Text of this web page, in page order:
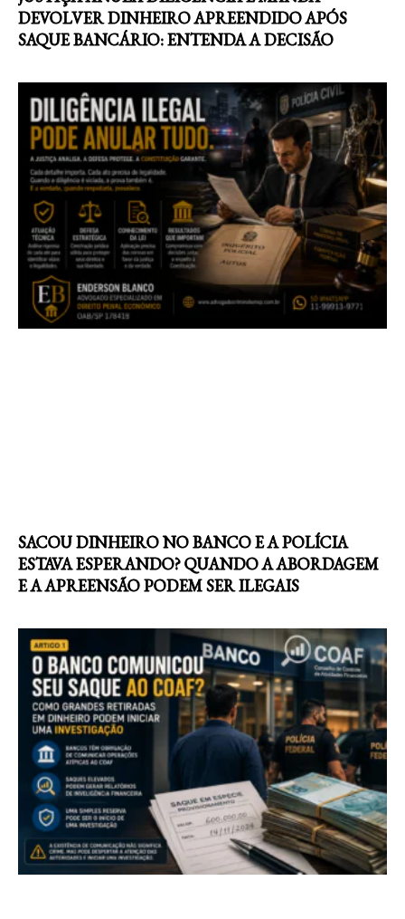
DEVOLVER DINHEIRO APREENDIDO APÓS
SAQUE BANCÁRIO: ENTENDA A DECISÃO
SACOU DINHEIRO NO BANCO E A POLÍCIA
ESTAVA ESPERANDO? QUANDO A ABORDAGEM
E A APREENSÃO PODEM SER ILEGAIS